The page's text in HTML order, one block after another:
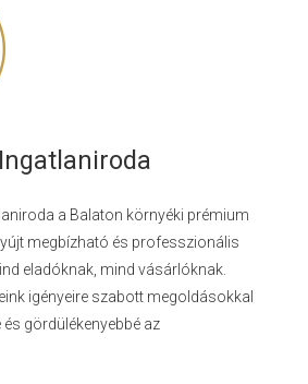
a Balaton környéki prémium
megbízható és professzionális
eladóknak, mind vásárlóknak.
igényeire szabott megoldásokkal
gördülékenyebbé az